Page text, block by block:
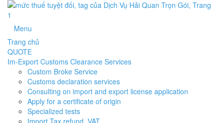
Menu
Trang chủ
QUOTE
Im-Export Customs Clearance Services
Custom Broke Service
Customs declaration services
Consulting on import and export license application
Apply for a certificate of origin
Specialized tests
Import Tax refund, VAT